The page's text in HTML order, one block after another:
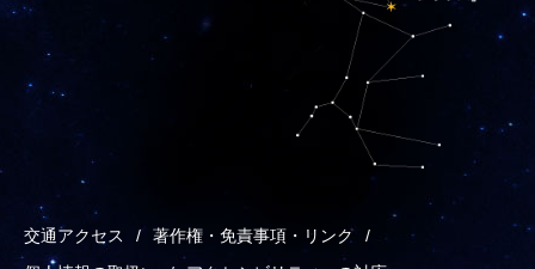
交通アクセス
著作権・免責事項・リンク